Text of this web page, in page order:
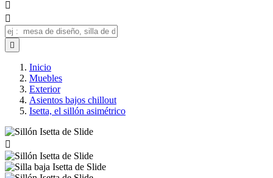



Inicio
Muebles
Exterior
Asientos bajos chillout
Isetta, el sillón asimétrico
